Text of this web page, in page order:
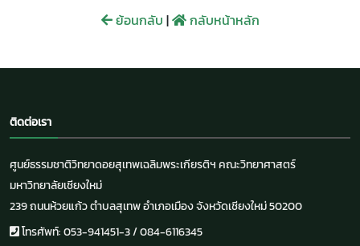
ย้อนกลับ | กลับหน้าหลัก
ติดต่อเรา
ศูนย์ธรรมชาติวิทยาดอยสุเทพเฉลิมพระเกียรติฯ คณะวิทยาศาสตร์
มหาวิทยาลัยเชียงใหม่
239 ถนนห้วยแก้ว ตำบลสุเทพ อำเภอเมือง จังหวัดเชียงใหม่ 50200
โทรศัพท์: 053-941451-3 / 084-6116345